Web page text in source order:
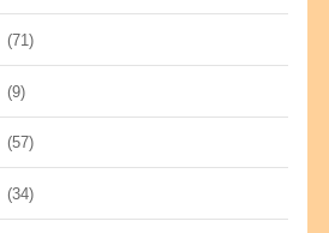
(71)
(9)
(57)
(34)